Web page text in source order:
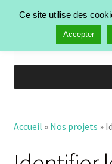
Identifier les
Accueil » Nos projets »
Ce site utilise des
Accepter